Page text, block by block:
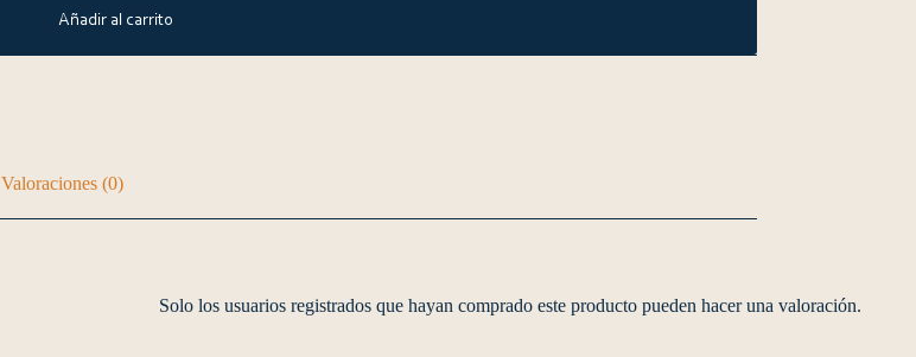
Añadir al carrito
Valoraciones (0)
Solo los usuarios registrados que hayan comprado este producto pueden hacer una valoración.